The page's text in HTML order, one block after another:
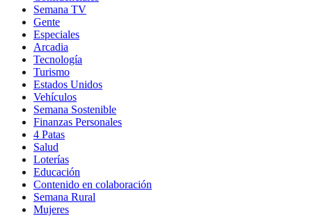
Semana TV
Gente
Especiales
Arcadia
Tecnología
Turismo
Estados Unidos
Vehículos
Semana Sostenible
Finanzas Personales
4 Patas
Salud
Loterías
Educación
Contenido en colaboración
Semana Rural
Mujeres